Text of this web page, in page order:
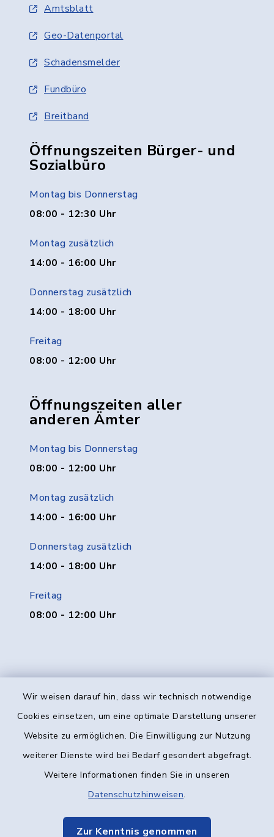
Wir weisen darauf hin, dass wir technisch notwendige
Cookies einsetzen, um eine optimale Darstellung unserer
Website zu ermöglichen. Die Einwilligung zur Nutzung
weiterer Dienste wird bei Bedarf gesondert abgefragt.
Weitere Informationen finden Sie in unseren
Datenschutzhinweisen.
Zur Kenntnis genommen
Amtsblatt
Geo-Datenportal
Schadensmelder
Fundbüro
Breitband
Öffnungszeiten Bürger- und
Sozialbüro
Montag bis Donnerstag
08:00 - 12:30 Uhr
Montag zusätzlich
14:00 - 16:00 Uhr
Donnerstag zusätzlich
14:00 - 18:00 Uhr
Freitag
08:00 - 12:00 Uhr
Öffnungszeiten aller
anderen Ämter
Montag bis Donnerstag
08:00 - 12:00 Uhr
Montag zusätzlich
14:00 - 16:00 Uhr
Donnerstag zusätzlich
14:00 - 18:00 Uhr
Freitag
08:00 - 12:00 Uhr
Kontakt
Datenschutz